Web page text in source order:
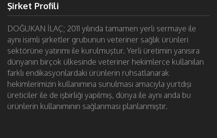
Şirket Profili
DOĞUKAN İLAÇ; 2011 yılında tamamen yerli sermaye ile
aynı isimli şirketler grubunun veteriner sağlık ürünleri
sektörüne yatırımı ile kurulmuştur. Yerli üretimin yanısıra
dünyanın birçok ülkesinde veteriner hekimlerce kullanılan
farklı endikasyonlardaki ürünlerin ruhsatlanarak
hekimlerimizin kullanımına sunulması amacıyla yurtdışı
üreticiler ile de işbirliği yapılmış, dünya ile aynı anda bu
ürünlerin kullanımının sağlanması planlanmıştır.